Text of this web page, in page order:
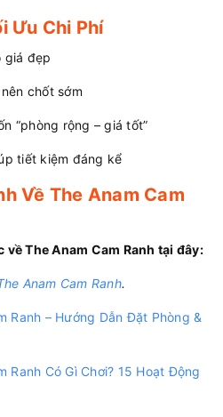
Ưu Chi Phí
giá đẹp
chốt sớm
“phòng rộng – giá tốt”
tiết kiệm đáng kể
Về The Anam Cam
vềThe Anam Cam Ranh tại đây:
Anam Cam Ranh.
Ranh – Hướng Dẫn Đặt Phòng &
Ranh Có Gì Chơi? 15 Hoạt Động